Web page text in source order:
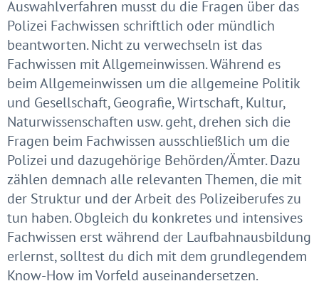
Auswahlverfahren musst du die Fragen über das
Polizei Fachwissen schriftlich oder mündlich
beantworten. Nicht zu verwechseln ist das
Fachwissen mit Allgemeinwissen. Während es
beim Allgemeinwissen um die allgemeine Politik
und Gesellschaft, Geografie, Wirtschaft, Kultur,
Naturwissenschaften usw. geht, drehen sich die
Fragen beim Fachwissen ausschließlich um die
Polizei und dazugehörige Behörden/Ämter. Dazu
zählen demnach alle relevanten Themen, die mit
der Struktur und der Arbeit des Polizeiberufes zu
tun haben. Obgleich du konkretes und intensives
Fachwissen erst während der Laufbahnausbildung
erlernst, solltest du dich mit dem grundlegendem
Know-How im Vorfeld auseinandersetzen.